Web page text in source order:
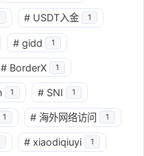
# USDT入金 1
# gidd 1
# BorderX 1
1 # SNI 1
1 # 海外网络访问 1
# xiaodiqiuyi 1